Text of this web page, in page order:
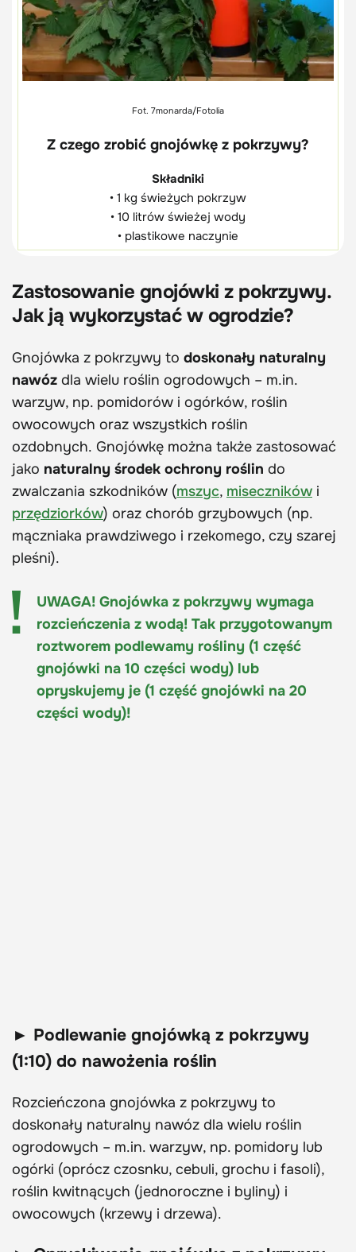
Fot. 7monarda/Fotolia
Z czego zrobić gnojówkę z pokrzywy?
Składniki
• 1 kg świeżych pokrzyw
• 10 litrów świeżej wody
• plastikowe naczynie
Zastosowanie gnojówki z pokrzywy.
Jak ją wykorzystać w ogrodzie?
Gnojówka z pokrzywy to doskonały naturalny
nawóz dla wielu roślin ogrodowych – m.in.
warzyw, np. pomidorów i ogórków, roślin
owocowych oraz wszystkich roślin
ozdobnych. Gnojówkę można także zastosować
jako naturalny środek ochrony roślin do
zwalczania szkodników (mszyc, miseczników i
przędziorków) oraz chorób grzybowych (np.
mączniaka prawdziwego i rzekomego, czy szarej
pleśni).
UWAGA! Gnojówka z pokrzywy wymaga
rozcieńczenia z wodą! Tak przygotowanym
roztworem podlewamy rośliny (1 część
gnojówki na 10 części wody) lub
opryskujemy je (1 część gnojówki na 20
części wody)!
► Podlewanie gnojówką z pokrzywy
(1:10) do nawożenia roślin
Rozcieńczona gnojówka z pokrzywy to
doskonały naturalny nawóz dla wielu roślin
ogrodowych – m.in. warzyw, np. pomidory lub
ogórki (oprócz czosnku, cebuli, grochu i fasoli),
roślin kwitnących (jednoroczne i byliny) i
owocowych (krzewy i drzewa).